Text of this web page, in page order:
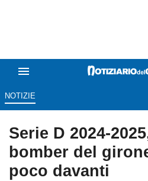
NOTIZIE
Serie D 2024-
bomber del
poco davanti